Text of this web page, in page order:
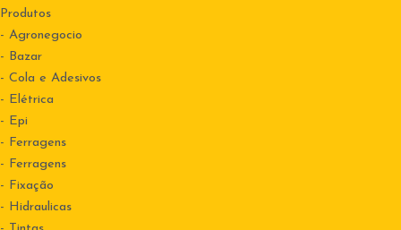
Produtos
- Agronegocio
- Bazar
- Cola e Adesivos
- Elétrica
- Epi
- Ferragens
- Ferragens
- Fixação
- Hidraulicas